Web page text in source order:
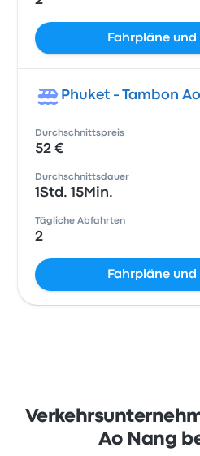
Fahrpläne und
Phuket - Tambon
Durchschnittspreis
52 €
Durchschnittsdauer
1Std. 15Min.
Tägliche Abfahrten
2
Fahrpläne und
Ao Nang